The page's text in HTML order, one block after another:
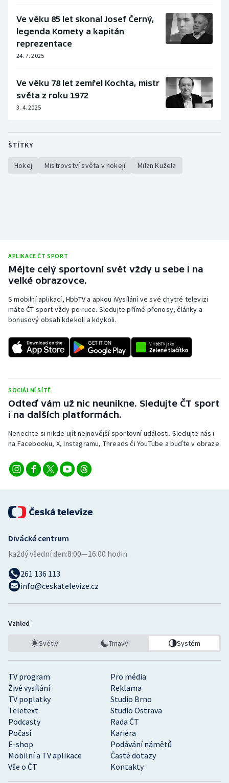
Lyže a snowboard
Moderní pětiboj
Motorsport
Olympijské hry
Rychlostní kanoistika
Short track
Sportovní střelba
Triatlon
Veslování
Vodní slalom
Volejbal
Ve věku 85 let skonal Josef Černý,
legenda Komety a kapitán
reprezentace
24. 7. 2025
Ve věku 78 let zemřel Kochta, mistr
světa z roku 1972
3. 4. 2025
ŠTÍTKY
Hokej Mistrovství světa v hokeji Milan Kužela
APLIKACE ČT SPORT
Mějte celý sportovní svět vždy u sebe i na
velké obrazovce.
S mobilní aplikací, HbbTV a apkou iVysílání ve své chytré televizi
máte ČT sport vždy po ruce. Sledujte přímé přenosy, články a
bonusový obsah kdekoli a kdykoli.
SOCIÁLNÍ SÍTĚ
Odteď vám už nic neunikne. Sledujte ČT sport
i na dalších platformách.
Nenechte si nikde ujít nejnovější sportovní události. Sledujte nás i
na Facebooku, X, Instagramu, Threads či YouTube a buďte v obraze.
TV program
Pro média
Živé vysílání
Reklama
TV poplatky
Studio Brno
Teletext
Studio Ostrava
Podcasty
Rada ČT
Počasí
Kariéra
E-shop
Podávání námětů
Mobilní a TV aplikace
Časté dotazy
Vše o ČT
Kontakty
Divácké centrum
každý všední den:8:00—16:00 hodin
261 136 113
info@ceskatelevize.cz
Vzhled
Světlý Tmavý Systém